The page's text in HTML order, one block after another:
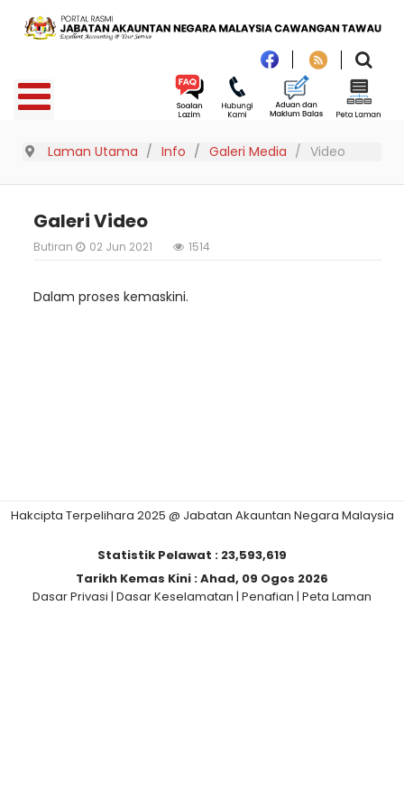
Laman Utama Info Galeri Media Video
Galeri Video
Butiran 02 Jun 2021 1514
Dalam proses kemaskini.
Hakcipta Terpelihara 2025 @ Jabatan Akauntan Negara Malaysia
Statistik Pelawat : 23,593,619
Tarikh Kemas Kini :Ahad, 09 Ogos 2026
Dasar Privasi | Dasar Keselamatan | Penafian | Peta Laman